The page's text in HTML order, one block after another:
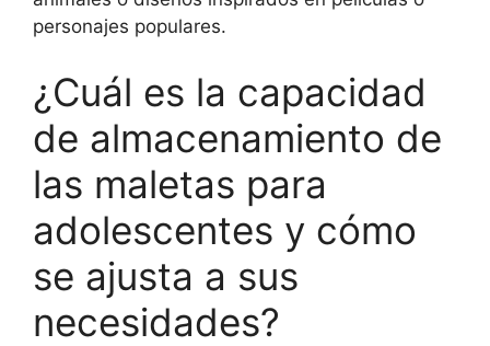
personajes populares.
¿Cuál es la capacidad
de almacenamiento de
las maletas para
adolescentes y cómo
se ajusta a sus
necesidades?